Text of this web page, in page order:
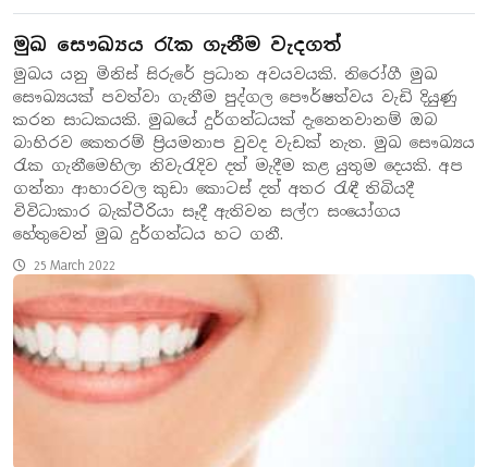
මුඛ සෞඛ්‍යය රැක ගැනීම වැදගත්
මුඛය යනු මිනිස් සිරුරේ ප්‍රධාන අවයවයකි. නිරෝගී මුඛ
සෞඛ්‍යයක් පවත්වා ගැනීම පුද්ගල පෞර්ෂත්වය වැඩි දියුණු
කරන සාධකයකි. මුඛයේ දුර්ගන්ධයක් දැනෙනවානම් ඔබ
බාහිරව කෙතරම් ප්‍රියමනාප වුවද වැඩක් නැත. මුඛ සෞඛ්‍යය
රැක ගැනීමෙහිලා නිවැරැදිව දත් මැදීම කළ යුතුම දෙයකි. අප
ගන්නා ආහාරවල කුඩා කොටස් දත් අතර රැඳී තිබියදී
විවිධාකාර බැක්ටීරියා සෑදී ඇතිවන සල්ෆ සංයෝගය
හේතුවෙන් මුඛ දුර්ගන්ධය හට ගනී.
25 March 2022